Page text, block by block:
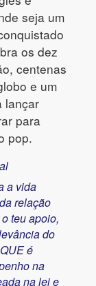
seja um
os dez
centenas
e um
lançar
para
pop.
a vida
relação
teu apoio,
do
é
na
na lei e